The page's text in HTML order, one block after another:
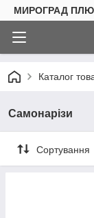
МИРОГРАД
Каталог
Самонарізи
Сортування